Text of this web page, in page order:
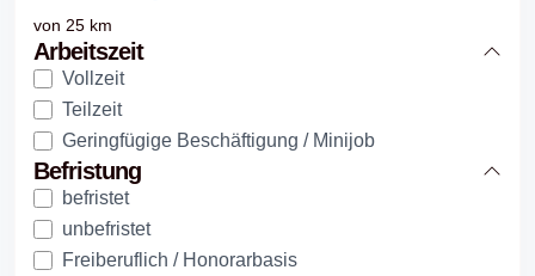
von 25 km
Arbeitszeit
Vollzeit
Teilzeit
Geringfügige Beschäftigung / Minijob
Befristung
befristet
unbefristet
Freiberuflich / Honorarbasis